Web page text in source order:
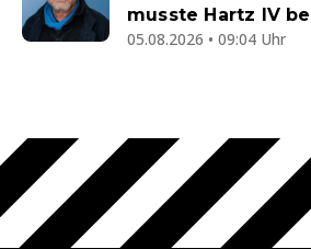
musste Hartz IV
05.08.2026 • 09:04 Uhr